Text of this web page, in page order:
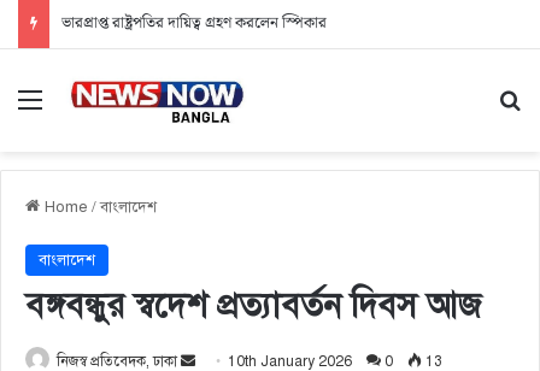
ভারপ্রাপ্ত রাষ্ট্রপতির দায়িত্ব গ্রহণ করলেন স্পিকার
Menu
Home /বাংলাদেশ
বাংলাদেশ
বঙ্গবন্ধুর স্বদেশ প্রত্যাবর্তন দিবস আজ
নিজস্ব প্রতিবেদক, ঢাকা 10th January 2026 0 13